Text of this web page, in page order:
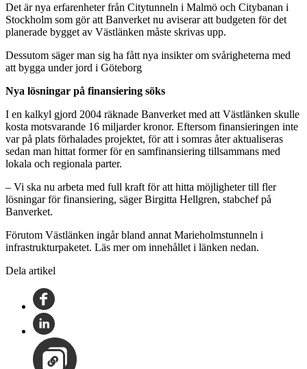
Det är nya erfarenheter från Citytunneln i Malmö och Citybanan i
Stockholm som gör att Banverket nu aviserar att budgeten för det
planerade bygget av Västlänken måste skrivas upp.
Dessutom säger man sig ha fått nya insikter om svårigheterna med
att bygga under jord i Göteborg
Nya lösningar på finansiering söks
I en kalkyl gjord 2004 räknade Banverket med att Västlänken skulle
kosta motsvarande 16 miljarder kronor. Eftersom finansieringen inte
var på plats förhalades projektet, för att i somras åter aktualiseras
sedan man hittat former för en samfinansiering tillsammans med
lokala och regionala parter.
– Vi ska nu arbeta med full kraft för att hitta möjligheter till fler
lösningar för finansiering, säger Birgitta Hellgren, stabchef på
Banverket.
Förutom Västlänken ingår bland annat Marieholmstunneln i
infrastrukturpaketet. Läs mer om innehållet i länken nedan.
Dela artikel